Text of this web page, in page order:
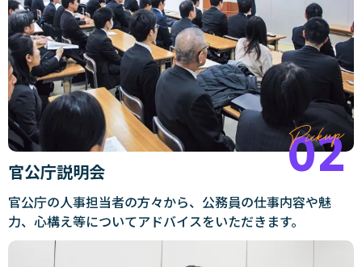
官公庁説明会
官公庁の人事担当者の方々から、公務員の仕事内容や魅
力、心構え等についてアドバイスをいただきます。